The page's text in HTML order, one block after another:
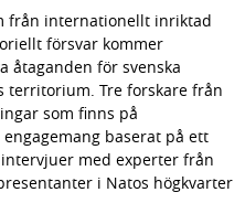
från internationellt inriktad
försvar kommer
åtaganden för svenska
territorium. Tre forskare från
som finns på
baserat på ett
med experter från
i Natos högkvarter